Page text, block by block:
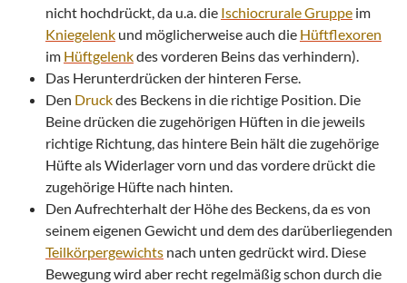
nicht hochdrückt, da u.a. die Ischiocrurale Gruppe im
Kniegelenk und möglicherweise auch die Hüftflexoren
im Hüftgelenkdes vorderen Beins das verhindern).
Das Herunterdrücken der hinteren Ferse.
Den Druckdes Beckens in die richtige Position. Die
Beine drücken die zugehörigen Hüften in die jeweils
richtige Richtung, das hintere Bein hält die zugehörige
Hüfte als Widerlager vorn und das vordere drückt die
zugehörige Hüfte nach hinten.
Den Aufrechterhalt der Höhe des Beckens, da es von
seinem eigenen Gewicht und dem des darüberliegenden
Teilkörpergewichts nach unten gedrückt wird. Diese
Bewegung wird aber recht regelmäßig schon durch die